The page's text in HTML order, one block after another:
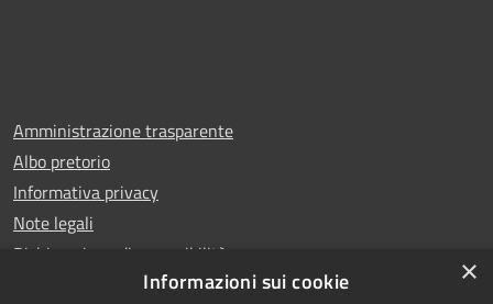
Amministrazione trasparente
Albo pretorio
Informativa privacy
Note legali
Dichiarazione di accessibilità
×
Informazioni sui cookie